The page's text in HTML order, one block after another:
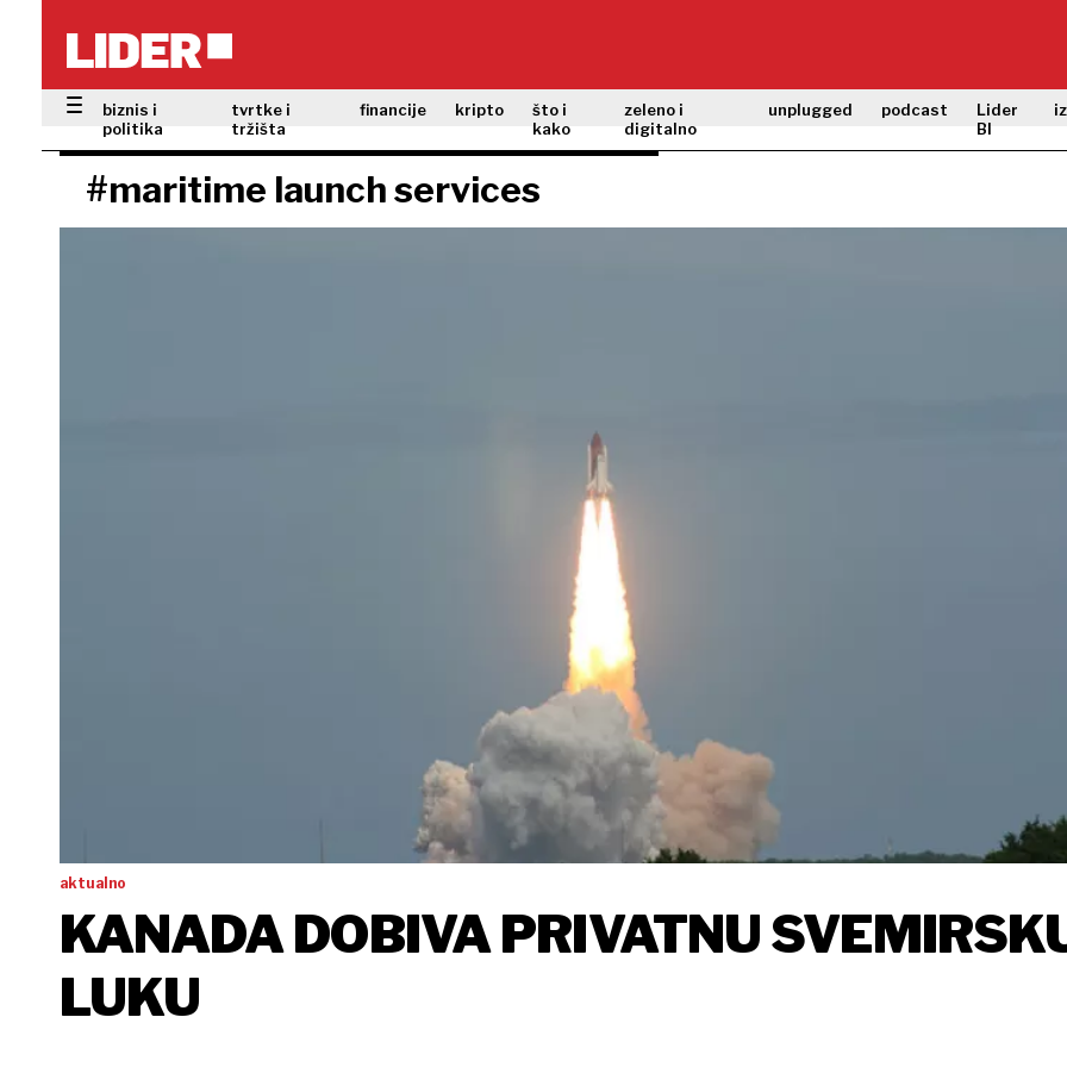
biznis i
politika
tvrtke i
tržišta
financije kripto
što i
kako
zeleno i
digitalno
unplugged podcast
Lider
BI
#maritime launch services
aktualno
KANADA DOBIVA PRIVATNU
LUKU